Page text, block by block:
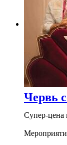
Червь
Супер-цена